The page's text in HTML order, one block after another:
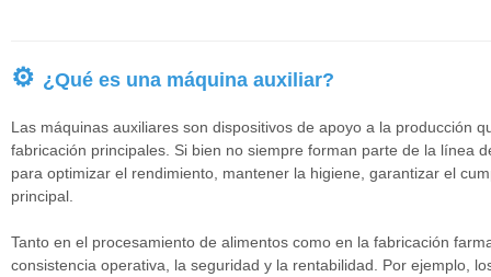
⚙ ¿Qué es una máquina auxiliar?
Las máquinas auxiliares son dispositivos de apoyo a la producción
fabricación principales. Si bien no siempre forman parte de la línea
para optimizar el rendimiento, mantener la higiene, garantizar el
principal.
Tanto en el procesamiento de alimentos como en la fabricación
consistencia operativa, la seguridad y la rentabilidad. Por ejemplo,